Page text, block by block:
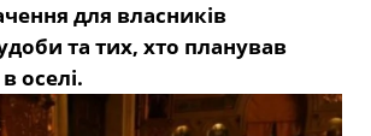
для власників
та тих, хто планував
оселі.